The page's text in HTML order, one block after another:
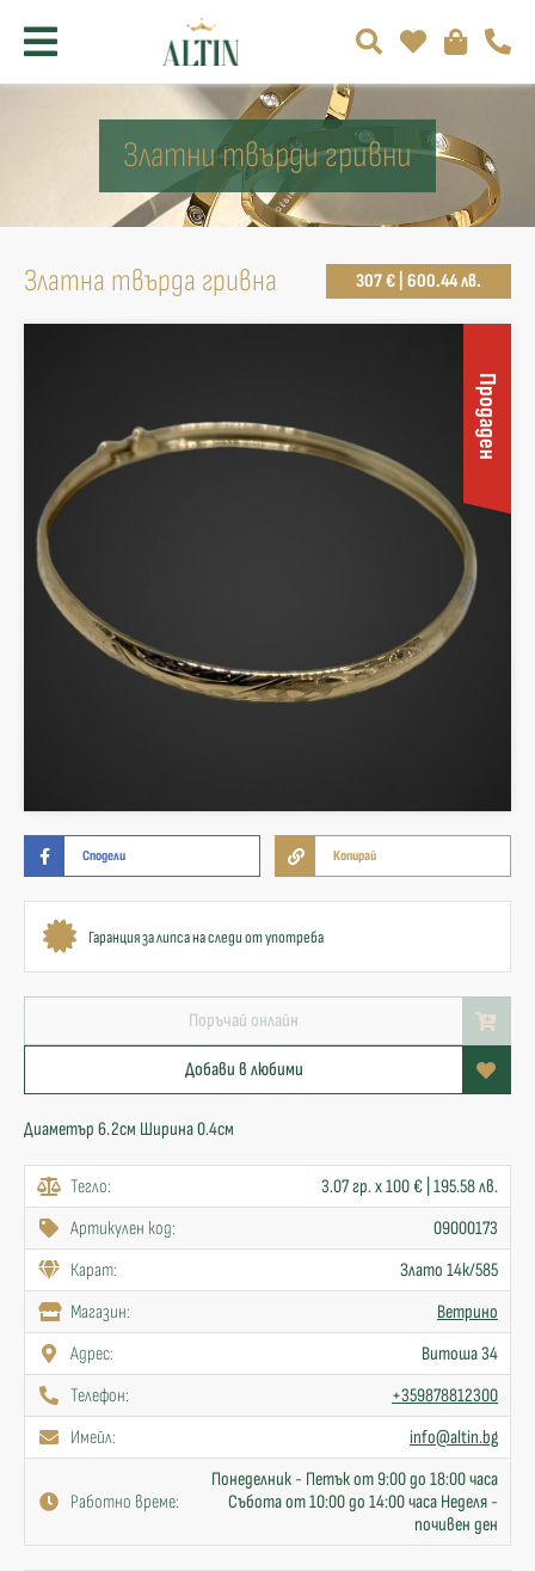
Златни твърди гривни
Златна твърда гривнa 307 € | 600.44 лв.
Продаден
Сподели Копирай
Гаранция за липса на следи от употреба
Поръчай онлайн
Добави в любими
Диаметър 6.2см Ширина 0.4см
Тегло:
3.07 гр. x 100 € | 195.58 лв.
Артикулен код:
09000173
Карат:
Злато 14к/585
Mагазин:
Ветрино
Адрес:
Витоша 34
Телефон:
+359878812300
Имейл:
info@altin.bg
Работно време:
Понеделник - Петък от 9:00 до 18:00 часа
Събота от 10:00 до 14:00 часа Неделя -
почивен ден